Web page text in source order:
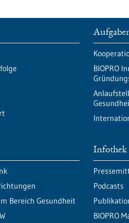
BIOPRO
Bereich Gesundheit
Infothek
Podcasts
BIOPRO